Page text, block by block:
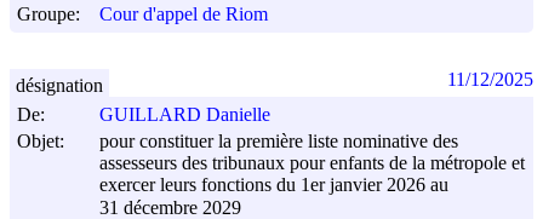
Groupe:
Cour d'appel de Riom
De:
GUILLARD Danielle
Objet:
pour constituer la première liste nominative des
assesseurs des tribunaux pour enfants de la métropole et
exercer leurs fonctions du 1er janvier 2026 au
31 décembre 2029
désignation 11/12/2025